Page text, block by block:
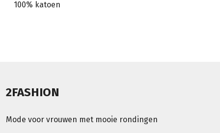
100% katoen
2FASHION
Mode voor vrouwen met mooie rondingen